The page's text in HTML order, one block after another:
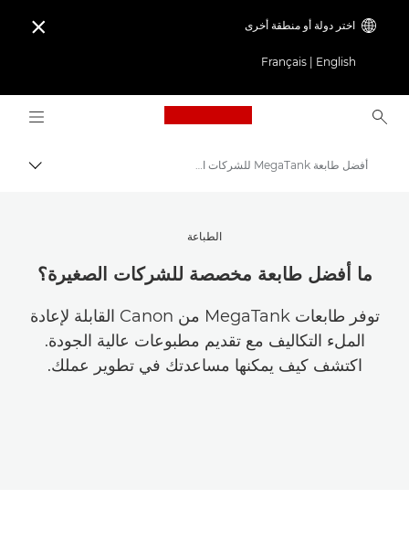
اختر دولة أو منطقة أخرى
English
Français

back to home page
مسار
استلهم أروع الأفكار | نصائح حول التصوير الفوتوغرافي والطباعة وأدلة المشترين
أفضل طابعة MegaTank للشركات الصغيرة
الطباعة
ما أفضل طابعة مخصصة للشركات الصغيرة؟
توفر طابعات MegaTank من Canon القابلة لإعادة
الملء التكاليف مع تقديم مطبوعات عالية الجودة.
اكتشف كيف يمكنها مساعدتك في تطوير عملك.